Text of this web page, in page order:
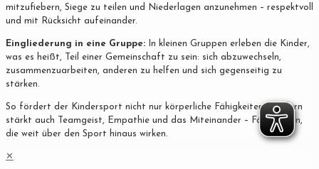
mitzufiebern, Siege zu teilen und Niederlagen anzunehmen – respektvoll
und mit Rücksicht aufeinander.
Eingliederung in eine Gruppe: In kleinen Gruppen erleben die Kinder,
was es heißt, Teil einer Gemeinschaft zu sein: sich abzuwechseln,
zusammenzuarbeiten, anderen zu helfen und sich gegenseitig zu
stärken.
So fördert der Kindersport nicht nur körperliche Fähigkeiten, sondern
stärkt auch Teamgeist, Empathie und das Miteinander – Fähigkeiten,
die weit über den Sport hinaus wirken.
✕